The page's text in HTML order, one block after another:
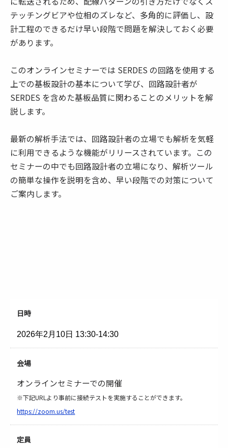
テッチングビアや位相のズレなど、多角的に評価し、設
計工程のできるだけ早い段階で問題を解決しておく必要
があります。
このオンラインセミナーでは SERDES の回路を使用する
上での基板設計の基本について学び、回路設計者が
SERDES を含めた基板品質に関わることのメリットを解
説します。
最新の解析手法では、回路設計者の立場でも解析を気軽
に利用できるような機能がリリースされています。この
セミナーの中でも回路設計者の立場になり、解析ツール
の簡単な操作を説明を含め、早い段階での対策について
ご案内します。
日時
2026年2月10日 13:30-14:30
会場
オンラインセミナーでの開催
※下記URLより事前に接続テストを実施することができます。
https://zoom.us/test
定員